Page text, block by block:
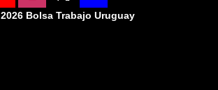
2026 Bolsa Trabajo Uruguay